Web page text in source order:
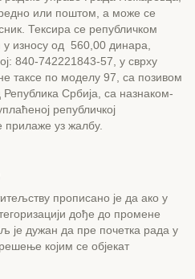
или поштом, а може се
Тексира се републичком
износу од 560,00 динара,
840-742221843-57, у сврху
таксе по моделу 97, са позивом
Србија, са назнаком-
републичкој
прилаже уз жалбу.
прописано је да ако у
дође до промене
је дужан да пре почетка рада у
којим се објекат